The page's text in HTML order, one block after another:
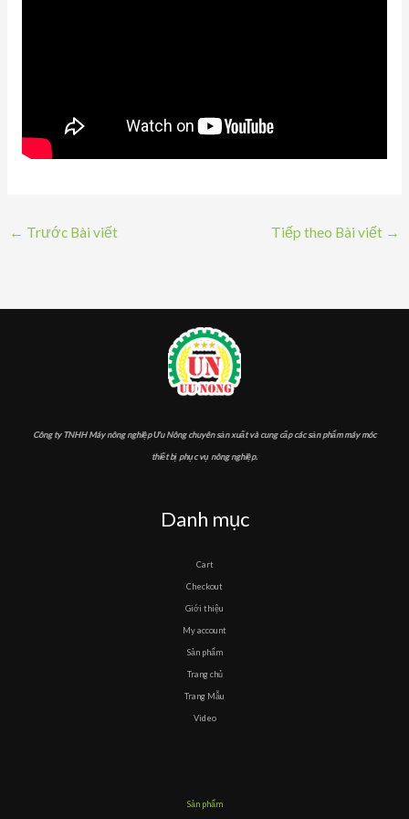
← Trước Bài viết Tiếp theo Bài viết →
Công ty TNHH Máy nông nghiệp Ưu Nông chuyên sản xuất và cung cấp các sản phẩm máy móc
thiết bị phục vụ nông nghiệp.
Danh mục
Cart
Checkout
Giới thiệu
My account
Sản phẩm
Trang chủ
Trang Mẫu
Video
Sản phẩm